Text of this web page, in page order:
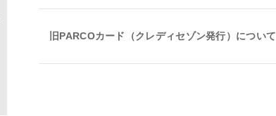
旧PARCOカード（クレディセゾン発行）について